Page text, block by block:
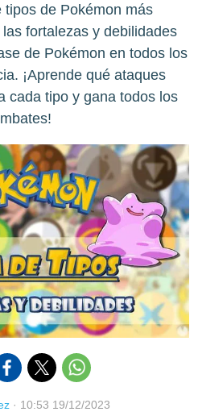
tipos de Pokémon más
fortalezas y debilidades
de Pokémon en todos los
¡Aprende qué ataques
cada tipo y gana todos los
· 10:53 19/12/2023